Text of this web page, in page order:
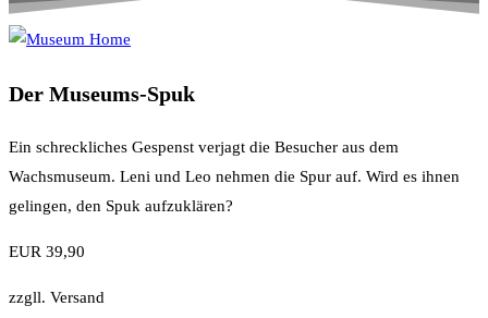
Der Museums-Spuk
Ein schreckliches Gespenst verjagt die Besucher aus dem
Wachsmuseum. Leni und Leo nehmen die Spur auf. Wird es ihnen
gelingen, den Spuk aufzuklären?
EUR 39,90
zzgll. Versand